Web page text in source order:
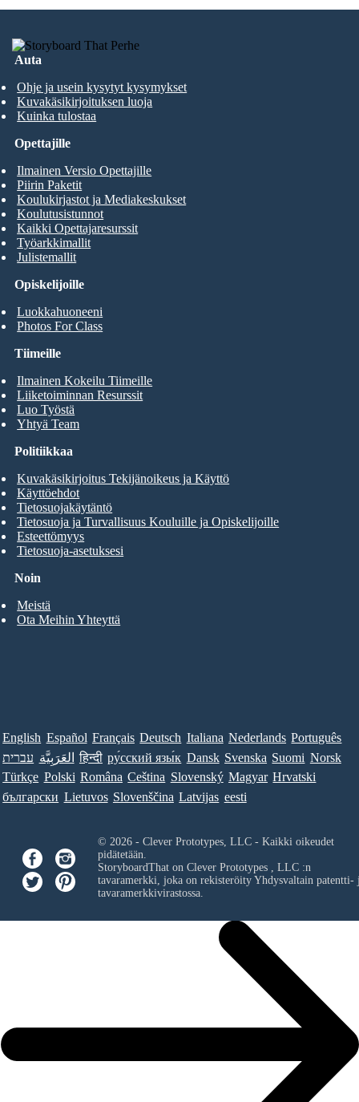
Auta
Ohje ja usein kysytyt kysymykset
Kuvakäsikirjoituksen luoja
Kuinka tulostaa
Opiskelijoille
Luokkahuoneeni
Photos For Class
Opettajille
Ilmainen Versio Opettajille
Piirin Paketit
Koulukirjastot ja Mediakeskukset
Koulutusistunnot
Kaikki Opettajaresurssit
Työarkkimallit
Julistemallit
Tiimeille
Ilmainen Kokeilu Tiimeille
Liiketoiminnan Resurssit
Luo Työstä
Yhtyä Team
Noin
Meistä
Ota Meihin Yhteyttä
Politiikkaa
Kuvakäsikirjoitus Tekijänoikeus ja Käyttö
Käyttöehdot
Tietosuojakäytäntö
Tietosuoja ja Turvallisuus Kouluille ja Opiskelijoille
Esteettömyys
Tietosuoja-asetuksesi
English Español Français Deutsch Italiana Nederlands Português
עברית العَرَبِيَّة हिन्दी ру́сский язы́к Dansk Svenska Suomi Norsk
Türkçe Polski Româna Ceština Slovenský Magyar Hrvatski
български Lietuvos Slovenščina Latvijas eesti
© 2026 - Clever Prototypes, LLC - Kaikki oikeudet
pidätetään.
StoryboardThat on Clever Prototypes , LLC:n
tavaramerkki, joka on rekisteröity Yhdysvaltain patentti-
tavaramerkkivirastossa.